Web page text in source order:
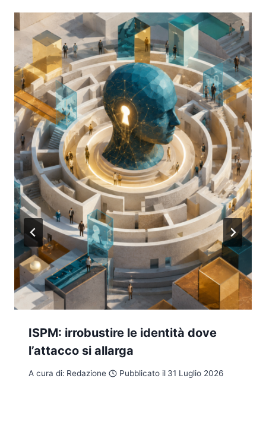
ISPM: irrobustire le identità dove
l’attacco si allarga
A cura di: Redazione Pubblicato il 31 Luglio 2026